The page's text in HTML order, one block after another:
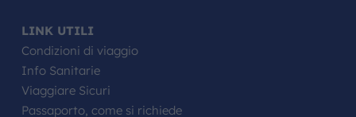
LINK UTILI
Condizioni di viaggio
Info Sanitarie
Viaggiare Sicuri
Passaporto, come si richiede